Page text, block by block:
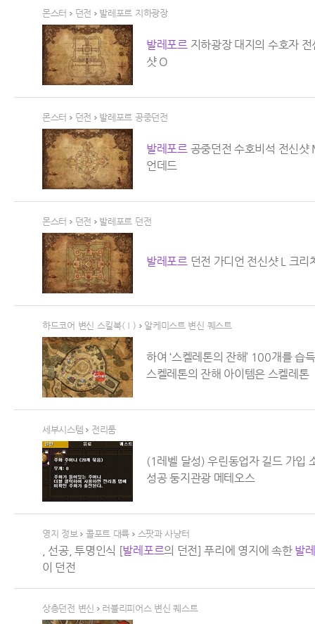
몬스터
>
던전
>
발레포르 지하광장
발레포르지하광장 대지의 수호자
샷 O
몬스터
>
던전
>
발레포르 공중던전
발레포르공중던전 수호비석 전신샷
언데드
몬스터
>
던전
>
발레포르 던전
발레포르던전 가디언 전신샷 L 크리
하드코어 변신 스킬북(Ⅰ) 알케미스트 변신 퀘스트
하여 ‘스켈레톤의 잔해’ 100개를 습
스켈레톤의 잔해 아이템은 스켈레톤
세부시스템
>
전리품
(1레벨 달성) 우린동업자 길드 가입
성공 둥지관광 메테오스
영지 정보
>
콜포트 대륙
>
스팟과 사냥터
, 선공, 투명인식 [발레 포르의 던전] 푸리에 영지에 속한 발레
이 던전
상층던전 변신 러블리피어스 변신 퀘스트